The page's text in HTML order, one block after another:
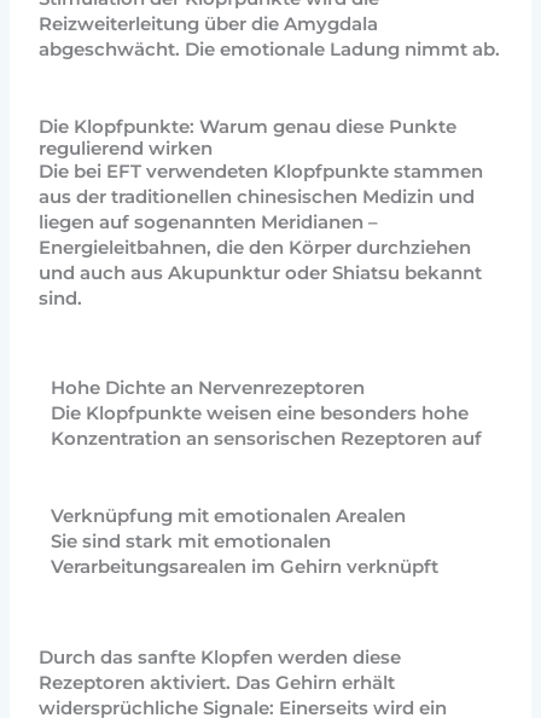
Reizweiterleitung über die Amygdala
abgeschwächt. Die emotionale Ladung nimmt ab.
Die Klopfpunkte: Warum genau diese Punkte
regulierend wirken
Die bei EFT verwendeten Klopfpunkte stammen
aus der traditionellen chinesischen Medizin und
liegen auf sogenannten Meridianen –
Energieleitbahnen, die den Körper durchziehen
und auch aus Akupunktur oder Shiatsu bekannt
sind.
Hohe Dichte an Nervenrezeptoren
Die Klopfpunkte weisen eine besonders hohe
Konzentration an sensorischen Rezeptoren auf
Verknüpfung mit emotionalen Arealen
Sie sind stark mit emotionalen
Verarbeitungsarealen im Gehirn verknüpft
Durch das sanfte Klopfen werden diese
Rezeptoren aktiviert. Das Gehirn erhält
widersprüchliche Signale: Einerseits wird ein